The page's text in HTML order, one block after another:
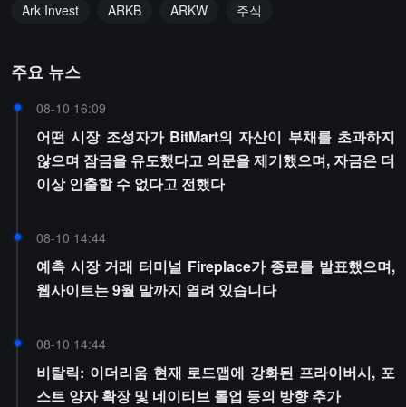
Ark Invest ARKB ARKW 주식
주요 뉴스
08-10 16:09
어떤 시장 조성자가 BitMart의 자산이 부채를 초과하지
않으며 잠금을 유도했다고 의문을 제기했으며, 자금은 더
이상 인출할 수 없다고 전했다
08-10 14:44
예측 시장 거래 터미널 Fireplace가 종료를 발표했으며,
웹사이트는 9월 말까지 열려 있습니다
08-10 14:44
비탈릭: 이더리움 현재 로드맵에 강화된 프라이버시, 포
스트 양자 확장 및 네이티브 롤업 등의 방향 추가